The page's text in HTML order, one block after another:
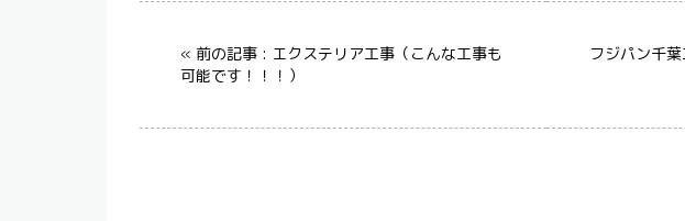
« 前の記事 : エクステリア工事（こんな工事も
可能です！！！）
フジパン千